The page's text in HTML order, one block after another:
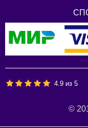
4.9 из5
©